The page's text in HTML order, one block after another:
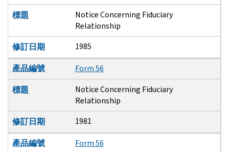
標題
Notice Concerning Fiduciary
Relationship
修訂日期
1985
產品編號
Form 56
標題
Notice Concerning Fiduciary
Relationship
修訂日期
1981
產品編號
Form 56